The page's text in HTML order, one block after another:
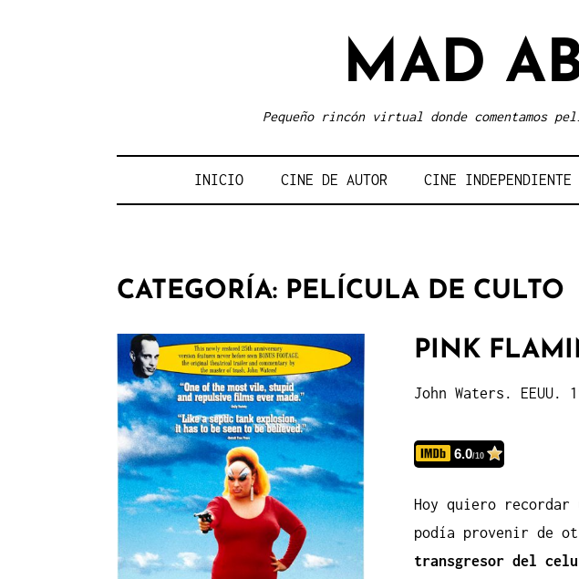
MAD
Pequeño rincón virtual donde comentamos
INICIO CINE DE AUTOR CINE INDEPENDIENTE
CATEGORÍA: PELÍCULA DE CULTO
PINK
John Waters. EEUU.
6.0/10
Hoy quiero
podía provenir de
transgresor del